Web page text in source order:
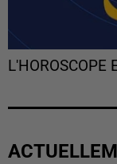
L'HOROSCOPE